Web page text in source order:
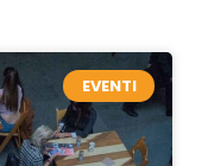
EVENTI